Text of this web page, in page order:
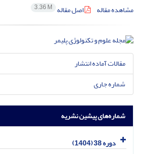
مشاهده مقاله
اصل مقاله 3.36 M
مقالات آماده انتشار
شماره جاری
شماره‌های پیشین نشریه
دوره 38 (1404)